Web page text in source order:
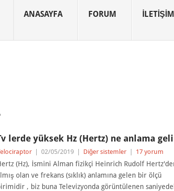
ANASAYFA FORUM İLETIŞIM
lerde yüksek Hz (Hertz) ne anlama
02/05/2019 Diğer sistemler 17 yorum
(Hz), İsmini Alman fizikçi Heinrich Rudolf
olan ve frekans (sıklık) anlamına gelen bir ölçü
, biz buna Televizyonda görüntülenen